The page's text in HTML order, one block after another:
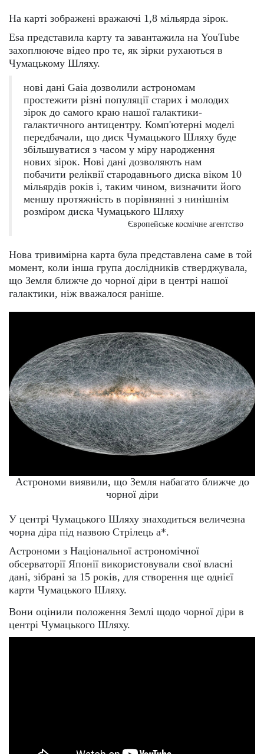
На карті зображені вражаючі 1,8 мільярда зірок.
Esa представила карту та завантажила на YouTube
захоплююче відео про те, як зірки рухаються в
Чумацькому Шляху.
нові дані Gaia дозволили астрономам
простежити різні популяції старих і молодих
зірок до самого краю нашої галактики-
галактичного антицентру. Комп'ютерні моделі
передбачали, що диск Чумацького Шляху буде
збільшуватися з часом у міру народження
нових зірок. Нові дані дозволяють нам
побачити реліквії стародавнього диска віком 10
мільярдів років і, таким чином, визначити його
меншу протяжність в порівнянні з нинішнім
розміром диска Чумацького Шляху
Європейське космічне агентство
Нова тривимірна карта була представлена саме в той
момент, коли інша група дослідників стверджувала,
що Земля ближче до чорної діри в центрі нашої
галактики, ніж вважалося раніше.
Астрономи виявили, що Земля набагато ближче до
чорної діри
У центрі Чумацького Шляху знаходиться величезна
чорна діра під назвою Стрілець a*.
Астрономи з Національної астрономічної
обсерваторії Японії використовували свої власні
дані, зібрані за 15 років, для створення ще однієї
карти Чумацького Шляху.
Вони оцінили положення Землі щодо чорної діри в
центрі Чумацького Шляху.